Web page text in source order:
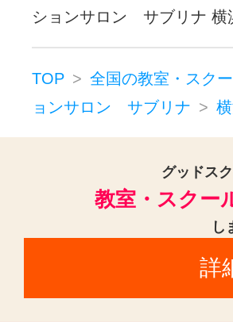
ションサロン サブリナ 横
TOP 全国の教室・スク
ョンサロン サブリナ
グッドス
教室・スクー
し
詳